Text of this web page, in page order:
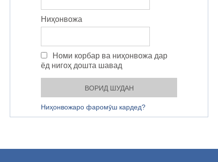
Ниҳонвожа
Номи корбар ва ниҳонвожа дар
ёд нигоҳ дошта шавад
Ниҳонвожаро фаромӯш кардед?